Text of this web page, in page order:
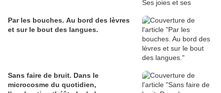
Par les bouches. Au bord des lèvres
et sur le bout des langues.
Sans faire de bruit. Dans le
microcosme du quotidien,